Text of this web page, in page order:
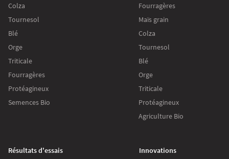
Colza
Tournesol
Blé
Orge
Triticale
Fourragères
Protéagineux
Semences Bio
Fourragères
Maïs grain
Colza
Tournesol
Blé
Orge
Triticale
Protéagineux
Agriculture Bio
Résultats d'essais
Innovations